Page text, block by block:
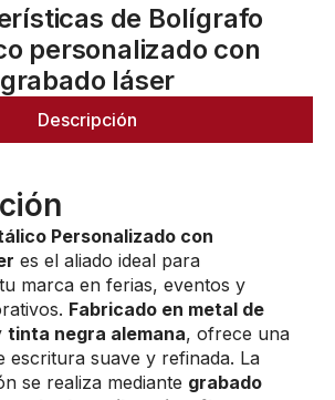
de Bolígrafo
personalizado con
grabado láser
Descripción
Personalizado con
es el aliado ideal para
marca en ferias, eventos y
Fabricado en metal de
tinta negra alemana, ofrece una
escritura suave y refinada. La
se realiza mediante grabado